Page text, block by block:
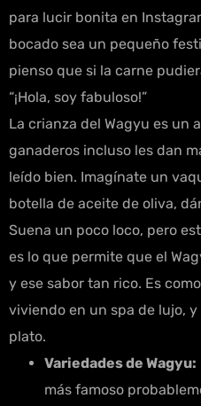
para lucir bonita en
bocado sea un pequeño
pienso que si la carne
“¡Hola, soy fabuloso!”
La crianza del Wagyu es un
ganaderos incluso les dan
leído bien. Imagínate un
botella de aceite de oliva,
Suena un poco loco, pero
es lo que permite que el
y ese sabor tan rico. Es
viviendo en un spa de lujo, y
plato.
Variedades de Wagyu:
más famoso